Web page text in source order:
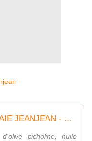
Nos Huiles d'Olives - OLIVERAIE JEANJEAN - MOULIN DES COSTIERES NIMES
picholine, huile